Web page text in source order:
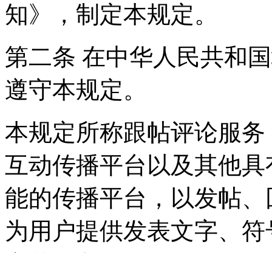
知》，制定本规定。
第二条 在中华人民共和
遵守本规定。
本规定所称跟帖评论服
互动传播平台以及其他
能的传播平台，以发帖
为用户提供发表文字、